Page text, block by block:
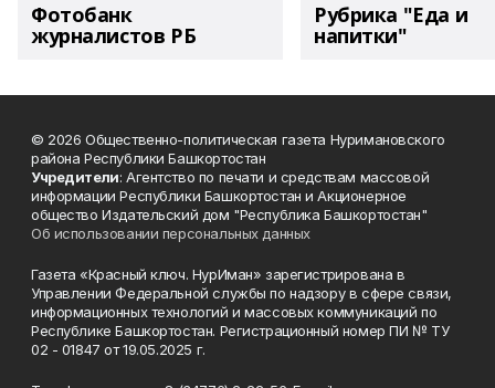
Фотобанк
журналистов РБ
Рубрика "Еда и
напитки"
© 2026 Общественно-политическая газета Нуримановского
района Республики Башкортостан
Учредители: Агентство по печати и средствам массовой
информации Республики Башкортостан и Акционерное
общество Издательский дом "Республика Башкортостан"
Об использовании персональных данных
Газета «Красный ключ. НурИман» зарегистрирована в
Управлении Федеральной службы по надзору в сфере связи,
информационных технологий и массовых коммуникаций по
Республике Башкортостан. Регистрационный номер ПИ № ТУ
02 - 01847 от 19.05.2025 г.